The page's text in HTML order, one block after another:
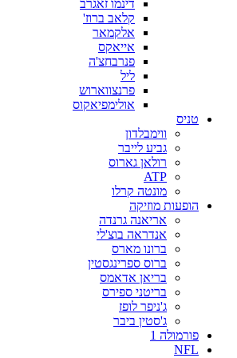
דינמו זאגרב
קלאב ברוז'
אלקמאר
אייאקס
פנרבחצ'ה
ליל
פרנצווארוש
אולימפיאקוס
טניס
ווימבלדון
גביע לייבר
רולאן גארוס
ATP
מונטה קרלו
הופעות מוזיקה
אריאנה גרנדה
אנדראה בוצ'לי
ברונו מארס
ברוס ספרינגסטין
בריאן אדאמס
בריטני ספירס
ג'ניפר לופז
ג'סטין ביבר
פורמולה 1
NFL